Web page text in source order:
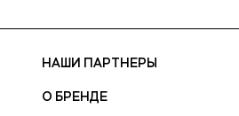
НАШИ ПАРТНЕРЫ
О БРЕНДЕ